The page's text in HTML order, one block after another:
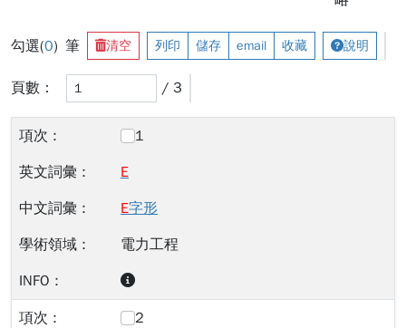
勾選(0) 筆 清空 列印 儲存 email 收藏 說明
頁數： / 3
1
E
E字形
電力工程
2